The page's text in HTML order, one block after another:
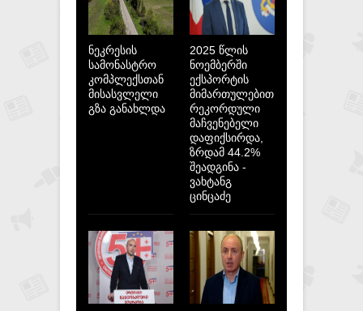
ნეკრესის
სამონასტრო
კომპლექსთან
მისასვლელი
გზა განახლდა
2025 წლის
ნოემბერში
ექსპორტის
მიმართულებით
რეკორდული
მაჩვენებელი
დაფიქსირდა,
ზრდამ 44.2%
შეადგინა -
ვახტანგ
ცინცაძე